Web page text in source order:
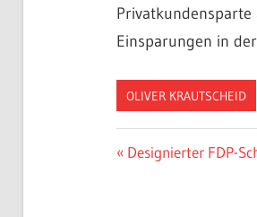
Privatkundensparte
Einsparungen in
OLIVER KRAUTSCHEID
Vorheriger
Designierter FDP-